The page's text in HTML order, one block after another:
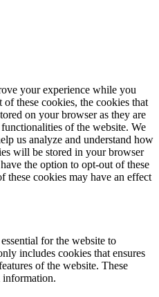
your experience while you
these cookies, the cookies that
on your browser as they are
of the website. We
us analyze and understand how
will be stored in your browser
the option to opt-out of these
these cookies may have an effect
for the website to
includes cookies that ensures
of the website. These
information.